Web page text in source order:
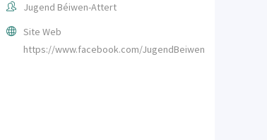
Jugend Béiwen-Attert
Site Web
https://www.facebook.com/JugendBeiwenAtert